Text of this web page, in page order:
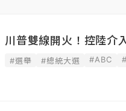
川普雙線開火！控陸
#選舉 #總統大選 #ABC